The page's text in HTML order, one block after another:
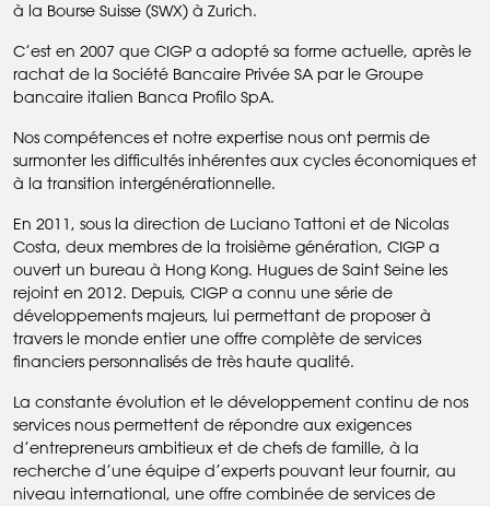
à la Bourse Suisse (SWX) à Zurich.
C’est en 2007 que CIGP a adopté sa forme actuelle, après le
rachat de la Société Bancaire Privée SA par le Groupe
bancaire italien Banca Profilo SpA.
Nos compétences et notre expertise nous ont permis de
surmonter les difficultés inhérentes aux cycles économiques et
à la transition intergénérationnelle.
En 2011, sous la direction de Luciano Tattoni et de Nicolas
Costa, deux membres de la troisième génération, CIGP a
ouvert un bureau à Hong Kong. Hugues de Saint Seine les
rejoint en 2012. Depuis, CIGP a connu une série de
développements majeurs, lui permettant de proposer à
travers le monde entier une offre complète de services
financiers personnalisés de très haute qualité.
La constante évolution et le développement continu de nos
services nous permettent de répondre aux exigences
d’entrepreneurs ambitieux et de chefs de famille, à la
recherche d’une équipe d’experts pouvant leur fournir, au
niveau international, une offre combinée de services de